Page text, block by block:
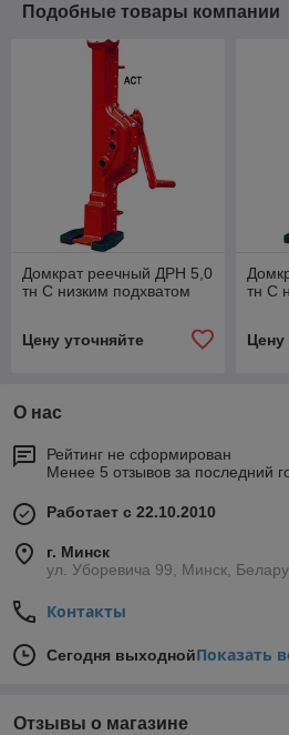
Подобные товары компании
Домкрат реечный ДРН 5,0
тн С низким подхватом
Цену уточняйте
тн С
Цену
О нас
Рейтинг не сформирован
Менее 5 отзывов за последний
Работает с 22.10.2010
г. Минск
ул. Уборевича 99, Минск,
Контакты
Сегодня выходнойПоказать
Отзывы о магазине